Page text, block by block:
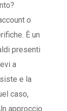
o
È un
presenti
a
e la
caso,
approccio